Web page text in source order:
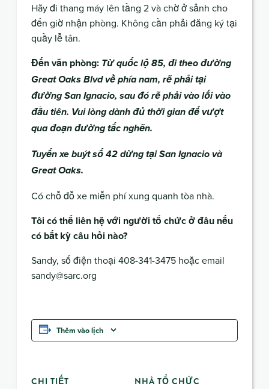
Hãy đi thang máy lên tầng 2 và chờ ở sảnh cho
đến giờ nhận phòng. Không cần phải đăng ký tại
quầy lễ tân.
Đến văn phòng: Từ quốc lộ 85, đi theo đường
Great Oaks Blvd về phía nam, rẽ phải tại
đường San Ignacio, sau đó rẽ phải vào lối vào
đầu tiên. Vui lòng dành đủ thời gian để vượt
qua đoạn đường tắc nghẽn.
Tuyến xe buýt số 42 dừng tại San Ignacio và
Great Oaks.
Có chỗ đỗ xe miễn phí xung quanh tòa nhà.
Tôi có thể liên hệ với người tổ chức ở đâu nếu
có bất kỳ câu hỏi nào?
Sandy, số điện thoại 408-341-3475 hoặc email
sandy@sarc.org
Thêm vào lịch
CHI TIẾT
NHÀ TỔ CHỨC